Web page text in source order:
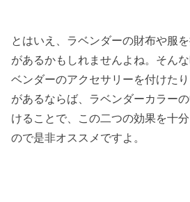
とはいえ、ラベンダーの財布や服
があるかもしれませんよね。そん
ベンダーのアクセサリーを付けた
があるならば、ラベンダーカラー
けることで、この二つの効果を十
ので是非オススメですよ。